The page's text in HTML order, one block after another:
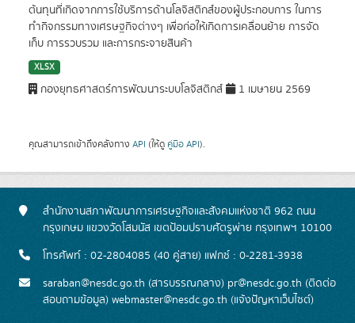
ต้นทุนที่เกิดจากการใช้บริการด้านโลจิสติกส์ของผู้ประกอบการ ในการ
ทำกิจกรรมทางเศรษฐกิจต่างๆ เพื่อก่อให้เกิดการเคลื่อนย้าย การจัด
เก็บ การรวบรวม และการกระจายสินค้า
XLSX
กองยุทธศาสตร์การพัฒนาระบบโลจิสติกส์ 1 เมษายน 2569
คุณสามารถเข้าถึงคลังทาง API (ให้ดู คู่มือ API).
สำนักงานสภาพัฒนาการเศรษฐกิจและสังคมแห่งชาติ 962 ถนน
กรุงเกษม แขวงวัดโสมนัส เขตป้อมปราบศัตรูพ่าย กรุงเทพฯ 10100
โทรศัพท์ : 02-2804085 (40 คู่สาย) แฟกซ์ : 0-2281-3938
saraban@nesdc.go.th (สารบรรณกลาง) pr@nesdc.go.th (ติดต่อ
สอบถามข้อมูล) webmaster@nesdc.go.th (แจ้งปัญหาเว็บไซต์)